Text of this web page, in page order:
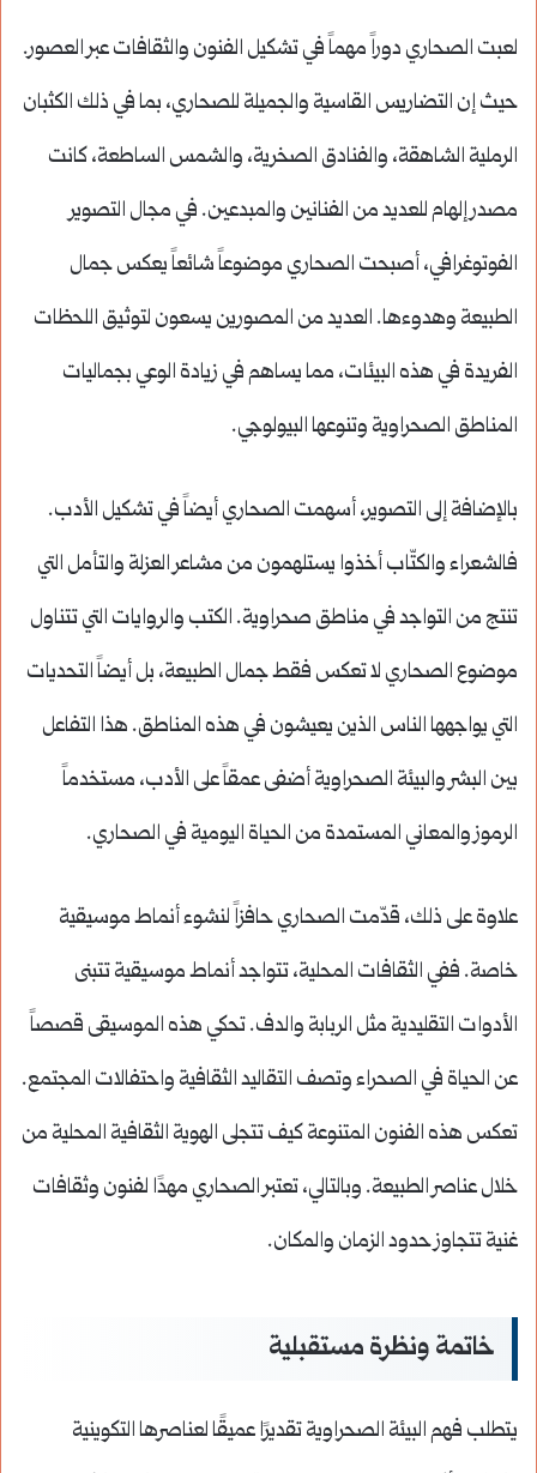
لعبت الصحاري دوراً مهماً في تشكيل الفنون والثقافات عبر العصور.
حيث إن التضاريس القاسية والجميلة للصحاري، بما في ذلك الكثبان
الرملية الشاهقة، والفنادق الصخرية، والشمس الساطعة، كانت
مصدر إلهام للعديد من الفنانين والمبدعين. في مجال التصوير
الفوتوغرافي، أصبحت الصحاري موضوعاً شائعاً يعكس جمال
الطبيعة وهدوءها. العديد من المصورين يسعون لتوثيق اللحظات
الفريدة في هذه البيئات، مما يساهم في زيادة الوعي بجماليات
المناطق الصحراوية وتنوعها البيولوجي.
بالإضافة إلى التصوير، أسهمت الصحاري أيضاً في تشكيل الأدب.
فالشعراء والكتّاب أخذوا يستلهمون من مشاعر العزلة والتأمل التي
تنتج من التواجد في مناطق صحراوية. الكتب والروايات التي تتناول
موضوع الصحاري لا تعكس فقط جمال الطبيعة، بل أيضاً التحديات
التي يواجهها الناس الذين يعيشون في هذه المناطق. هذا التفاعل
بين البشر والبيئة الصحراوية أضفى عمقاً على الأدب، مستخدماً
الرموز والمعاني المستمدة من الحياة اليومية في الصحاري.
علاوة على ذلك، قدّمت الصحاري حافزاً لنشوء أنماط موسيقية
خاصة. ففي الثقافات المحلية، تتواجد أنماط موسيقية تتبنى
الأدوات التقليدية مثل الربابة والدف. تحكي هذه الموسيقى قصصاً
عن الحياة في الصحراء وتصف التقاليد الثقافية واحتفالات المجتمع.
تعكس هذه الفنون المتنوعة كيف تتجلى الهوية الثقافية المحلية من
خلال عناصر الطبيعة. وبالتالي، تعتبر الصحاري مهدًا لفنون وثقافات
غنية تتجاوز حدود الزمان والمكان.
خاتمة ونظرة مستقبلية
يتطلب فهم البيئة الصحراوية تقديرًا عميقًا لعناصرها التكوينية